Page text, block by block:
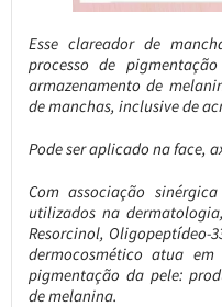
Esse clareador de
processo de
armazenamento de
de manchas, inclusive de
Pode ser aplicado na face,
Com associação
utilizados na
Resorcinol, Oligopeptídeo-
dermocosmético atua
pigmentação da pele:
de melanina.